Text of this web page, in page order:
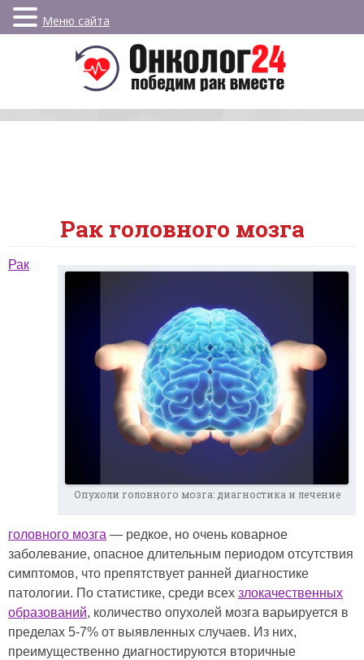
Рак головного мозга
Опухоли головного мозга: диагностика и лечение
Рак
головного мозга — редкое, но очень коварное
заболевание, опасное длительным периодом отсутствия
симптомов, что препятствует ранней диагностике
патологии. По статистике, среди всех злокачественных
образований, количество опухолей мозга варьируется в
пределах 5-7% от выявленных случаев. Из них,
преимущественно диагностируются вторичные
Меню сайта